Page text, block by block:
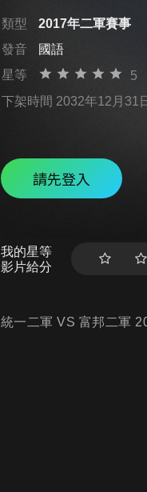
類型
2017年二軍賽事
發音
國語
星等
5
下架時間 2032年12月31
請先登入
我的星等
影片給分
統一二軍 VS 富邦二軍